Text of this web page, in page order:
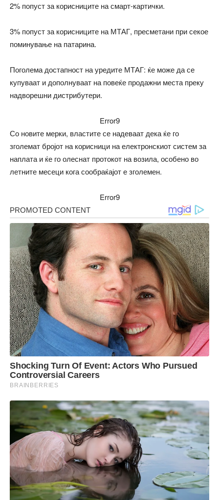
2% попуст за корисниците на смарт-картички.
3% попуст за корисниците на МТАГ, пресметани при секое
поминување на патарина.
Поголема достапност на уредите МТАГ: ќе може да се
купуваат и дополнуваат на повеќе продажни места преку
надворешни дистрибутери.
Error9
Со новите мерки, властите се надеваат дека ќе го
зголемат бројот на корисници на електронскиот систем за
наплата и ќе го олеснат протокот на возила, особено во
летните месеци кога сообраќајот е зголемен.
Error9